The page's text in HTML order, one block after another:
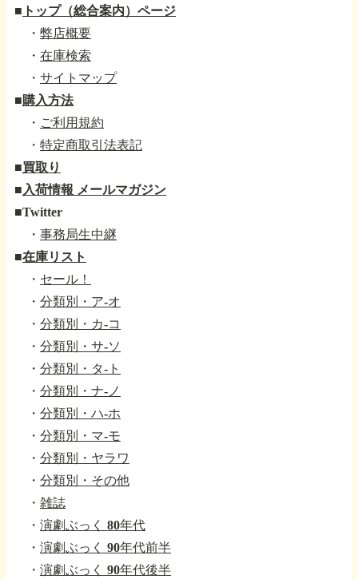
■ トップ（総合案内）ページ
・ 弊店概要
・ 在庫検索
・ サイトマップ
■購入方法
・ ご利用規約
・ 特定商取引法表記
■買取り
■ 入荷情報 メールマガジン
■Twitter
・ 事務局生中継
■在庫リスト
・ セール！
・ 分類別・ア-オ
・ 分類別・カ-コ
・ 分類別・サ-ソ
・ 分類別・タ-ト
・ 分類別・ナ-ノ
・ 分類別・ハ-ホ
・ 分類別・マ-モ
・ 分類別・ヤラワ
・ 分類別・その他
・ 雑誌
・ 演劇ぶっく 80年代
・ 演劇ぶっく 90年代前半
・ 演劇ぶっく 90年代後半